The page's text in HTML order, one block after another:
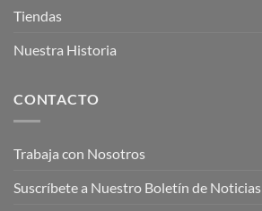
Tiendas
Nuestra Historia
CONTACTO
Trabaja con Nosotros
Suscríbete a Nuestro Boletín de Noticias